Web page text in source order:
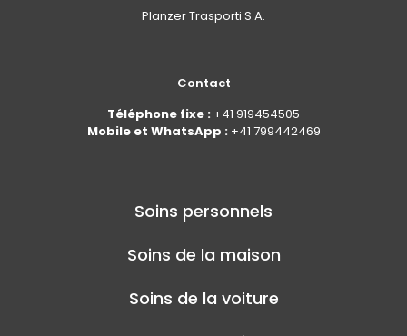
Planzer Trasporti S.A.
Contact
Téléphone fixe : +41 919454505
Mobile et WhatsApp : +41 799442469
Soins personnels
Soins de la maison
Soins de la voiture